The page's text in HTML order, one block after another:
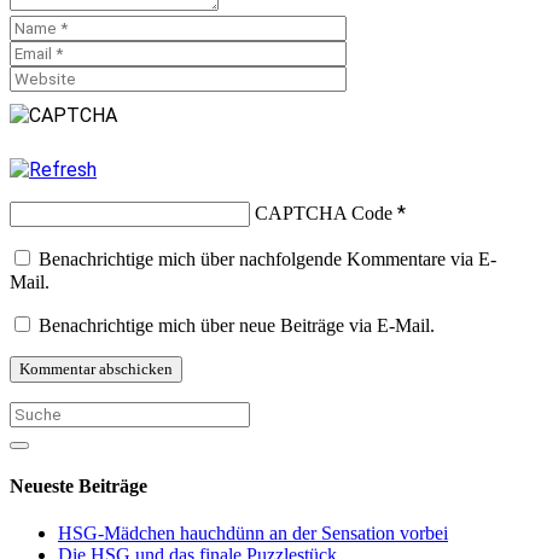
CAPTCHA Code *
Benachrichtige mich über nachfolgende Kommentare via E-
Mail.
Benachrichtige mich über neue Beiträge via E-Mail.
Neueste Beiträge
HSG-Mädchen hauchdünn an der Sensation vorbei